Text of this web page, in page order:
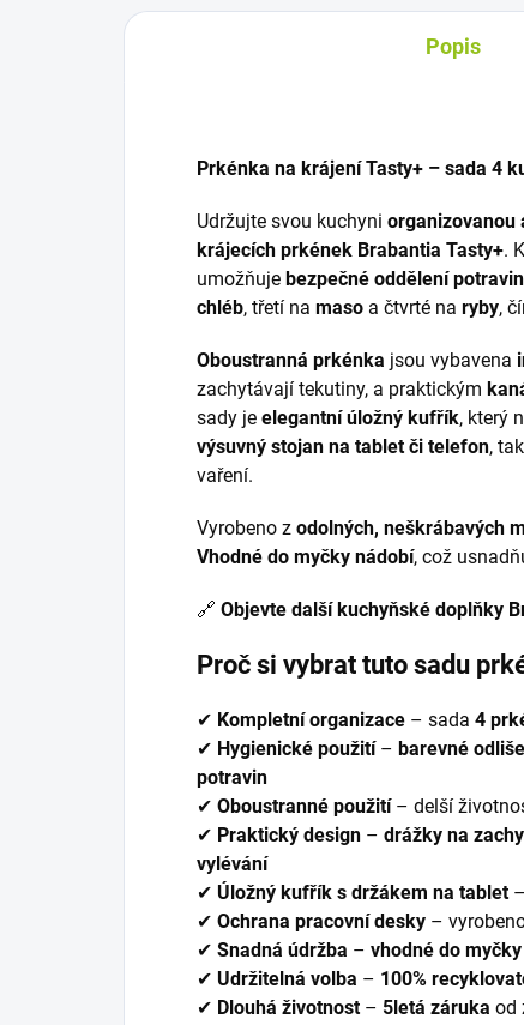
Popis
Prkénka na krájení Tasty+ – sada 4
Udržujte svou kuchyni organizovanou
krájecích prkének Brabantia Tasty+.
umožňuje bezpečné oddělení potravin
chléb, třetí na maso a čtvrté na ryby,
Oboustranná prkénka jsou vybavena
zachytávají tekutiny, a praktickým
sady je elegantní úložný kufřík, který
výsuvný stojan na tablet či telefon,
vaření.
Vyrobeno z odolných, neškrábavých
Vhodné do myčky nádobí, což
🔗 Objevte další kuchyňské doplňky
Proč si vybrat tuto sadu
✔ Kompletní organizace – sada 4
✔ Hygienické použití– barevné
potravin
✔ Oboustranné použití– delší
✔ Praktický design – drážky na
vylévání
✔ Úložný kufřík s držákem na tablet–
✔ Ochrana pracovní desky –
✔ Snadná údržba – vhodné do
✔ Udržitelná volba – 100%
✔ Dlouhá životnost– 5letá záruka od